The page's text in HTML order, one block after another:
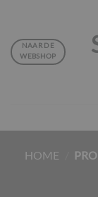
inhoudNAAR DE
WEBSHOP
HOME